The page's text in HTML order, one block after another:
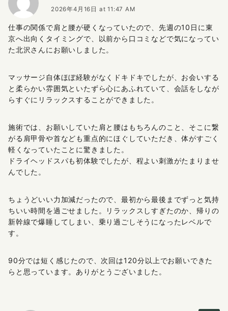
2026年4月16日 at 11:47 AM
仕事の関係で肩と腰が硬くなっていたので、先週の10日に東
京へ出向くタイミングで、以前から口コミなどで気になってい
た北沢さんにお願いしました。
マッサージ自体ほぼ経験がなくドキドキでしたが、お会いする
と柔らかい雰囲気といたずら心にあふれていて、会話をしなが
らすぐにリラックスすることができました。
施術では、お願いしていた肩と腰はもちろんのこと、そこに繋
がる肩甲骨や首なども重点的にほぐしていただき、体がすごく
軽くなっていたことに驚きました。
ドライヘッドスパも初体験でしたが、程よい刺激がたまりませ
んでした。
ちょうどいい力加減だったので、最初から最後までずっと気持
ちいい時間を過ごせました。リラックスしすぎたのか、帰りの
新幹線で爆睡してしまい、乗り過ごしそうになったレベルで
す。
90分では短く感じたので、次回は120分以上でお願いできた
らと思っています。ありがとうございました。